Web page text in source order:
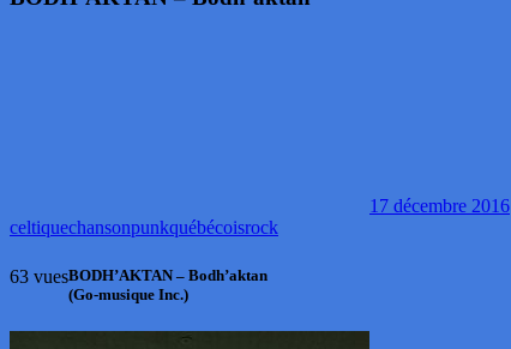
17 décembre 2016
celtiquechansonpunkquébécoisrock
63 vuesBODH’AKTAN – Bodh’aktan
(Go-musique Inc.)